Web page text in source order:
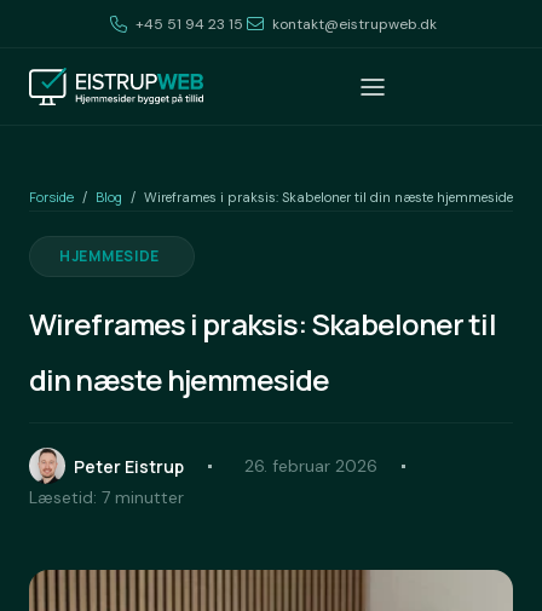
+45 51 94 23 15 kontakt@eistrupweb.dk
Forside / Blog / Wireframes i praksis: Skabeloner til din næste hjemmeside
HJEMMESIDE
Wireframes i praksis: Skabeloner til
din næste hjemmeside
Peter Eistrup
26. februar 2026
Læsetid: 7 minutter